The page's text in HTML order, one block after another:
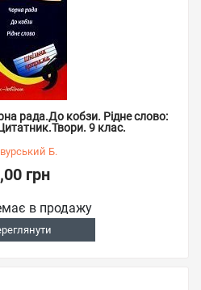
рада.До кобзи. Рідне слово:
9 клас.
Б.
грн
в продажу